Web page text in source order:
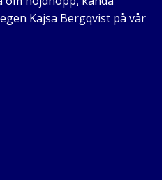
Kajsa Bergqvist på vår